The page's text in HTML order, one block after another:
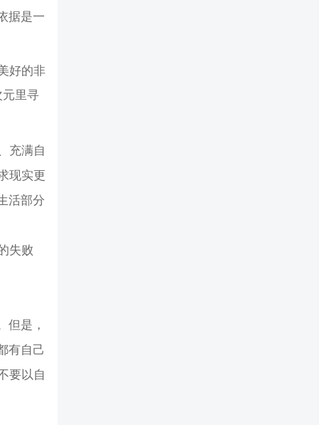
据是一
好的非
元里寻
充满自
现实更
活部分
失败
但是，
有自己
要以自